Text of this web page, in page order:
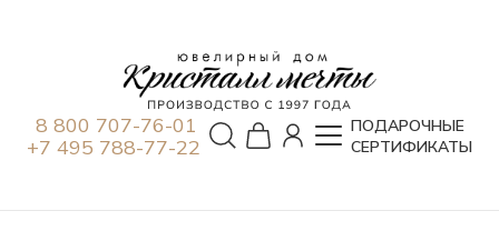
8 800 707-76-01
+7 495 788-77-22
ПОДАРОЧНЫЕ
СЕРТИФИКАТЫ